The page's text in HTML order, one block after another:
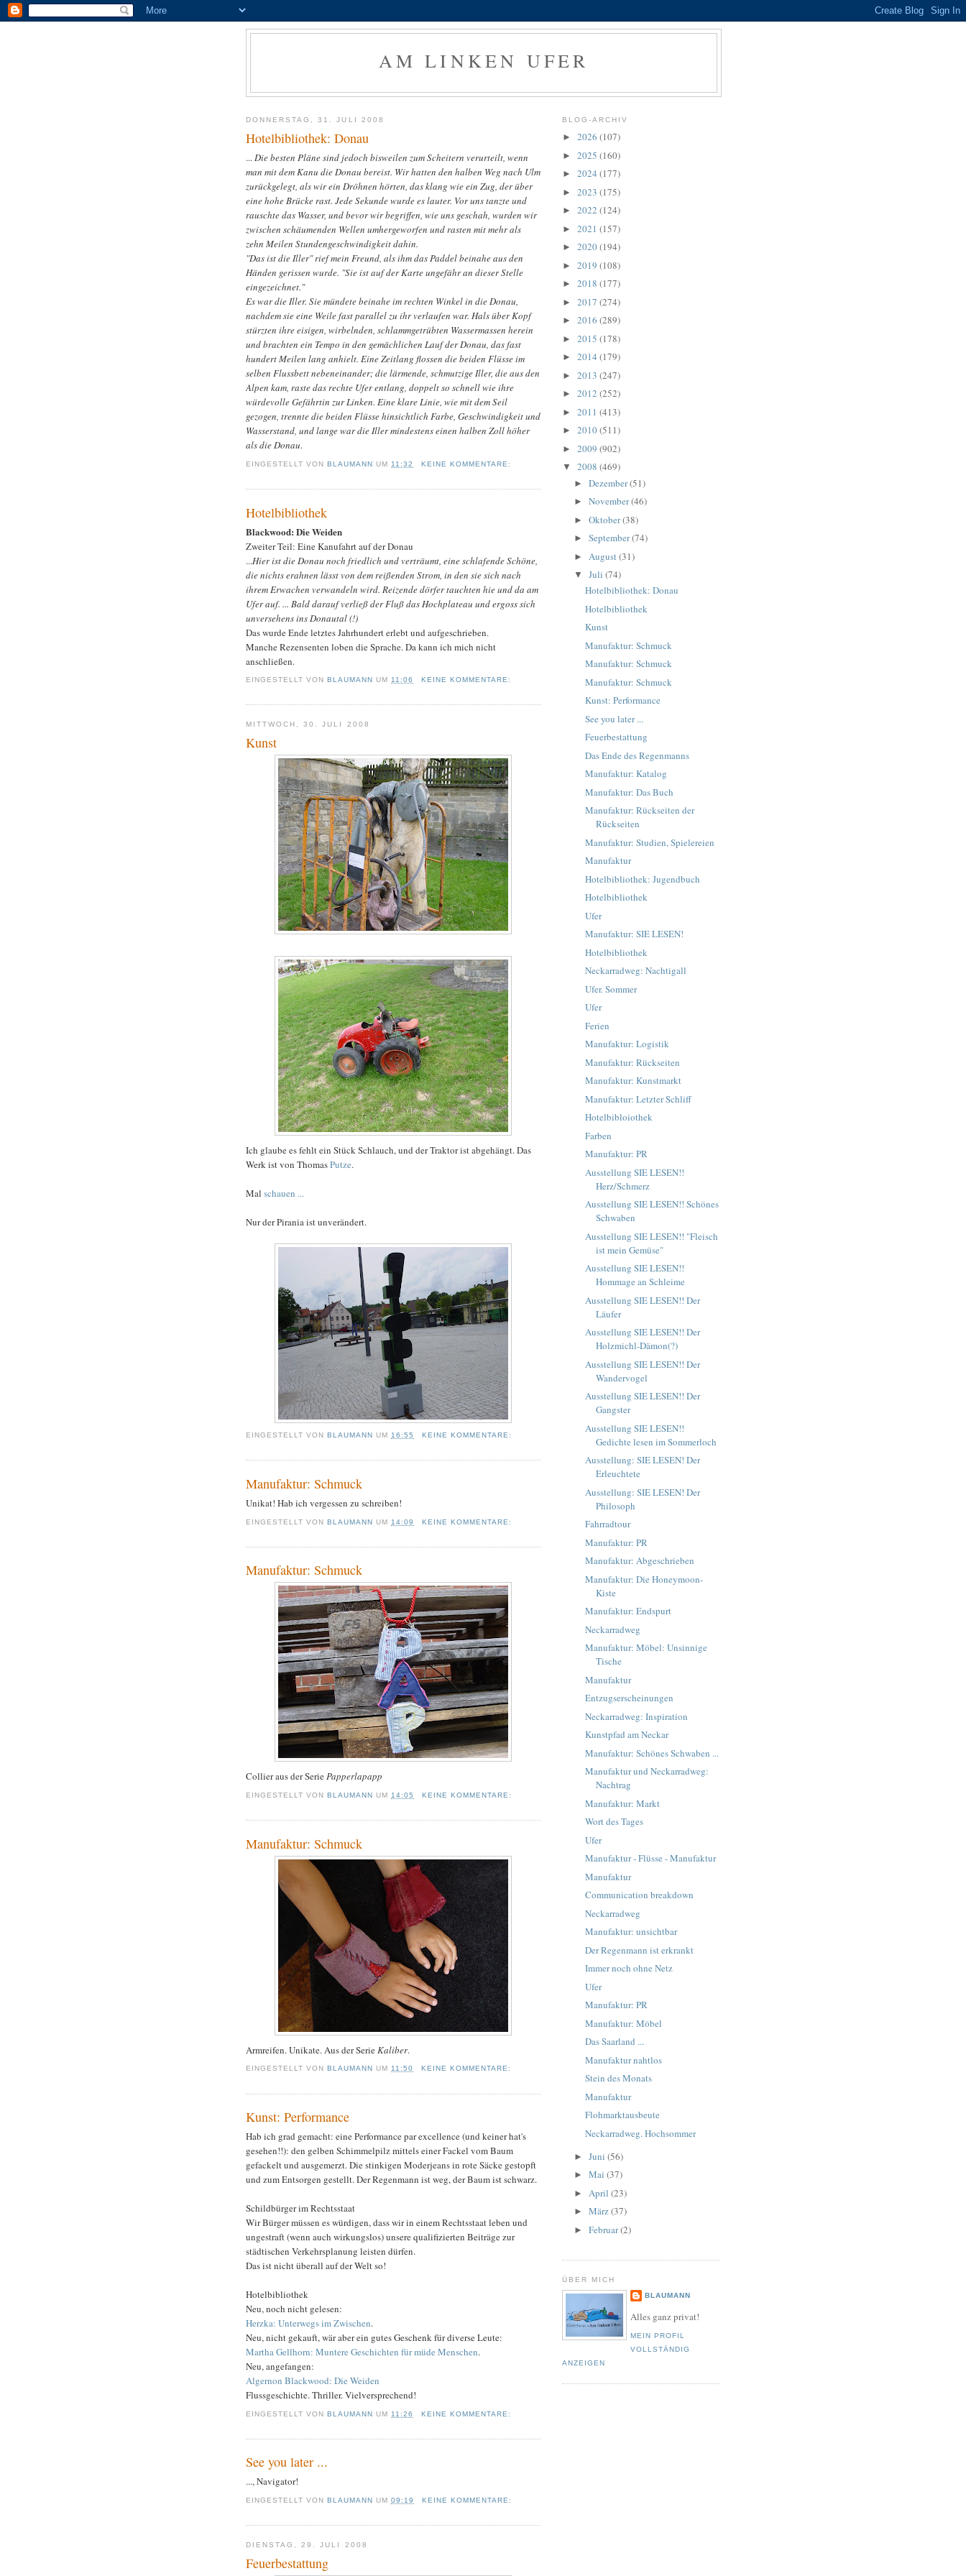
AM LINKEN UFER
DONNERSTAG, 31. JULI 2008
Hotelbibliothek: Donau
...Die besten Pläne sind jedoch bisweilen zum Scheitern verurteilt, wenn
man mit dem Kanu die Donau bereist. Wir hatten den halben Weg nach Ulm
zurückgelegt, als wir ein Dröhnen hörten, das klang wie ein Zug, der über
eine hohe Brücke rast. Jede Sekunde wurde es lauter. Vor uns tanzte und
rauschte das Wasser, und bevor wir begriffen, wie uns geschah, wurden wir
zwischen schäumenden Wellen umhergeworfen und rasten mit mehr als
zehn Meilen Stundengeschwindigkeit dahin.
"Das ist die Iller" rief mein Freund, als ihm das Paddel beinahe aus den
Händen gerissen wurde. "Sie ist auf der Karte ungefähr an dieser Stelle
eingezeichnet."
Es war die Iller. Sie mündete beinahe im rechten Winkel in die Donau,
nachdem sie eine Weile fast parallel zu ihr verlaufen war. Hals über Kopf
stürzten ihre eisigen, wirbelnden, schlammgetrübten Wassermassen herein
und brachten ein Tempo in den gemächlichen Lauf der Donau, das fast
hundert Meilen lang anhielt. Eine Zeitlang flossen die beiden Flüsse im
selben Flussbett nebeneinander; die lärmende, schmutzige Iller, die aus den
Alpen kam, raste das rechte Ufer entlang, doppelt so schnell wie ihre
würdevolle Gefährtin zur Linken. Eine klare Linie, wie mit dem Seil
gezogen, trennte die beiden Flüsse hinsichtlich Farbe, Geschwindigkeit und
Wasserstand, und lange war die Iller mindestens einen halben Zoll höher
als die Donau.
EINGESTELLT VONBLAUMANN UM 11:32 KEINE KOMMENTARE:
Hotelbibliothek
Blackwood: Die Weiden
Zweiter Teil: Eine Kanufahrt auf der Donau
...Hier ist die Donau noch friedlich und verträumt, eine schlafende Schöne,
die nichts erahnen lässt von dem reißenden Strom, in den sie sich nach
ihrem Erwachen verwandeln wird. Reizende dörfer tauchten hie und da am
Ufer auf. ... Bald darauf verließ der Fluß das Hochplateau und ergoss sich
unversehens ins Donautal (!)
Das wurde Ende letztes Jahrhundert erlebt und aufgeschrieben.
Manche Rezensenten loben die Sprache. Da kann ich mich nicht
anschließen.
EINGESTELLT VONBLAUMANN UM11:06 KEINE KOMMENTARE:
MITTWOCH, 30. JULI 2008
Kunst
Ich glaube es fehlt ein Stück Schlauch, und der Traktor ist abgehängt. Das
Werk ist von ThomasPutze.
Mal schauen ...
Nur der Pirania ist unverändert.
EINGESTELLT VON BLAUMANN UM16:55 KEINE KOMMENTARE:
Manufaktur: Schmuck
Unikat! Hab ich vergessen zu schreiben!
EINGESTELLT VONBLAUMANN UM 14:09 KEINE KOMMENTARE:
Manufaktur: Schmuck
Collier aus der SeriePapperlapapp
EINGESTELLT VONBLAUMANN UM 14:05 KEINE KOMMENTARE:
Manufaktur: Schmuck
Armreifen. Unikate. Aus der SerieKaliber.
EINGESTELLT VON BLAUMANN UM11:50 KEINE KOMMENTARE:
Kunst: Performance
Hab ich grad gemacht: eine Performance par excellence (und keiner hat's
gesehen!!): den gelben Schimmelpilz mittels einer Fackel vom Baum
gefackelt und ausgemerzt. Die stinkigen Moderjeans in rote Säcke gestopft
und zum Entsorgen gestellt. Der Regenmann ist weg, der Baum ist schwarz.
Schildbürger im Rechtsstaat
Wir Bürger müssen es würdigen, dass wir in einem Rechtsstaat leben und
ungestraft (wenn auch wirkungslos) unsere qualifizierten Beiträge zur
städtischen Verkehrsplanung leisten dürfen.
Das ist nicht überall auf der Welt so!
Hotelbibliothek
Neu, noch nicht gelesen:
Herzka: Unterwegs im Zwischen.
Neu, nicht gekauft, wär aber ein gutes Geschenk für diverse Leute:
Martha Gellhorn: Muntere Geschichten für müde Menschen.
Neu, angefangen:
Algernon Blackwood: Die Weiden
Flussgeschichte. Thriller. Vielversprechend!
EINGESTELLT VONBLAUMANN UM 11:26 KEINE KOMMENTARE:
See you later ...
..., Navigator!
EINGESTELLT VONBLAUMANN UM09:19 KEINE KOMMENTARE:
DIENSTAG, 29. JULI 2008
Feuerbestattung
BLOG-ARCHIV
► 2026 (107)
► 2025 (160)
► 2024 (177)
► 2023 (175)
► 2022 (124)
► 2021 (157)
► 2020(194)
► 2019 (108)
► 2018 (177)
► 2017 (274)
► 2016 (289)
► 2015 (178)
► 2014 (179)
► 2013 (247)
► 2012 (252)
► 2011 (413)
► 2010(511)
► 2009 (902)
▼ 2008 (469)
► Dezember(51)
► November(46)
► Oktober(38)
► September(74)
► August (31)
▼ Juli (74)
Hotelbibliothek: Donau
Hotelbibliothek
Kunst
Manufaktur: Schmuck
Manufaktur: Schmuck
Manufaktur: Schmuck
Kunst: Performance
See you later ...
Feuerbestattung
Das Ende des Regenmanns
Manufaktur: Katalog
Manufaktur: Das Buch
Manufaktur: Rückseiten der
Rückseiten
Manufaktur: Studien, Spielereien
Manufaktur
Hotelbibliothek: Jugendbuch
Hotelbibliothek
Ufer
Manufaktur: SIE LESEN!
Hotelbibliothek
Neckarradweg: Nachtigall
Ufer. Sommer
Ufer
Ferien
Manufaktur: Logistik
Manufaktur: Rückseiten
Manufaktur: Kunstmarkt
Manufaktur: Letzter Schliff
Hotelbibloiothek
Farben
Manufaktur: PR
Ausstellung SIE LESEN!!
Herz/Schmerz
Ausstellung SIE LESEN!! Schönes
Schwaben
Ausstellung SIE LESEN!! "Fleisch
ist mein Gemüse"
Ausstellung SIE LESEN!!
Hommage an Schleime
Ausstellung SIE LESEN!! Der
Läufer
Ausstellung SIE LESEN!! Der
Holzmichl-Dämon(?)
Ausstellung SIE LESEN!! Der
Wandervogel
Ausstellung SIE LESEN!! Der
Gangster
Ausstellung SIE LESEN!!
Gedichte lesen im Sommerloch
Ausstellung: SIE LESEN! Der
Erleuchtete
Ausstellung: SIE LESEN! Der
Philosoph
Fahrradtour
Manufaktur: PR
Manufaktur: Abgeschrieben
Manufaktur: Die Honeymoon-
Kiste
Manufaktur: Endspurt
Neckarradweg
Manufaktur: Möbel: Unsinnige
Tische
Manufaktur
Entzugserscheinungen
Neckarradweg: Inspiration
Kunstpfad am Neckar
Manufaktur: Schönes Schwaben ...
Manufaktur und Neckarradweg:
Nachtrag
Manufaktur: Markt
Wort des Tages
Ufer
Manufaktur - Flüsse - Manufaktur
Manufaktur
Communication breakdown
Neckarradweg
Manufaktur: unsichtbar
Der Regenmann ist erkrankt
Immer noch ohne Netz
Ufer
Manufaktur: PR
Manufaktur: Möbel
Das Saarland ...
Manufaktur nahtlos
Stein des Monats
Manufaktur
Flohmarktausbeute
Neckarradweg. Hochsommer
► Juni (56)
► Mai (37)
► April (23)
► März(37)
► Februar(2)
ÜBER MICH
BLAUMANN
Alles ganz privat!
MEIN PROFIL
VOLLSTÄNDIG
ANZEIGEN